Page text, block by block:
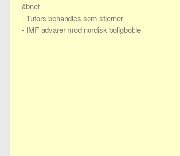
åbnet
-Tutors behandles som stjerner
- IMF advarer mod nordisk boligboble